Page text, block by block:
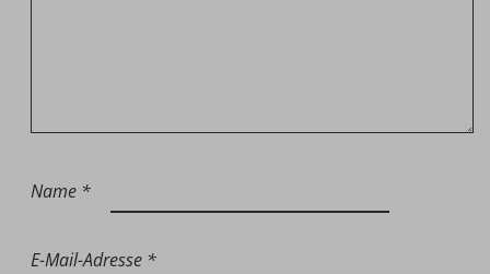
Name *
E-Mail-Adresse *